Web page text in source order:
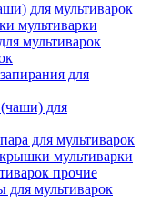
для мультиварок
мультиварки
мультиварок
для
для
для мультиварок
мультиварки
прочие
для мультиварок